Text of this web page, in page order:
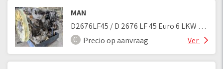
MAN
D2676LF45 / D 2676 LF 45 Euro 6 LKW Motor
Precio op aanvraag
Ver